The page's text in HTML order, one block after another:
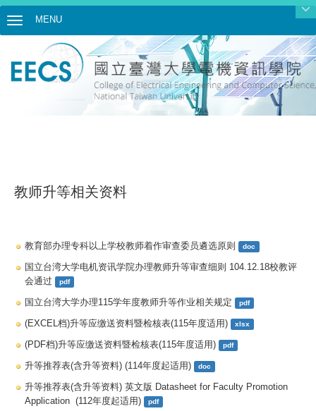
MENU
教师升等相关资料
教育部办理专科以上学校教师着作审查委员遴选原则 doc
国立台湾大学电机资讯学院办理教师升等审查细则 104.12.18校教评
会通过
pdf
国立台湾大学办理115学年度教师升等作业相关规定 pdf
(EXCEL档)升等应缴送资料暨检核表(115年度适用) xlsx
(PDF档)升等应缴送资料暨检核表(115年度适用) pdf
升等推荐表(含升等资料) (114年度起适用) doc
升等推荐表(含升等资料) 英文版 Datasheet for Faculty Promotion
Application  (112年度起适用)
pdf